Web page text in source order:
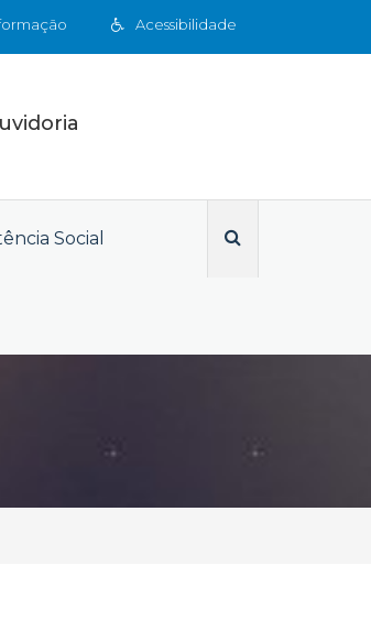
Acessibilidade
Social